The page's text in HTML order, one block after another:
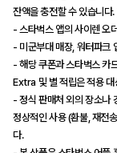
잔액을 충전할 수 있습니다
- 스타벅스 앱의 사이렌 오
- 미군부대 매장, 워터파크
- 해당 쿠폰과 스타벅스 카
Extra 및 별 적립은 적용 대
- 정식 판매처 외의 장소나
정상적인 사용 (환불, 재전
다.